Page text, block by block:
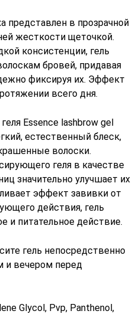
представлен в прозрачной
жесткости щеточкой.
консистенции, гель
бровей, придавая
фиксируя их. Эффект
всего дня.
Essence lashbrow gel
естественный блеск,
волоски.
геля в качестве
значительно улучшает их
эффект завивки от
действия, гель
и питательное действие.
гель непосредственно
и вечером перед
Glycol, Pvp, Panthenol,